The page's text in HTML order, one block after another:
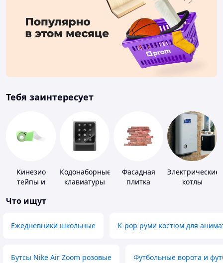
Тебя заинтересует
Кинезио
тейпы и
тейпирования
Кодонаборные
клавиатуры
Фасадная
плитка
Электрические
котлы
Что ищут
Ежедневники школьные K-pop руми костюм для
Бутсы Nike Air Zoom розовые Футбольные ворота и